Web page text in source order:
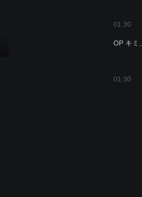
01:30
OP キミ
01:30